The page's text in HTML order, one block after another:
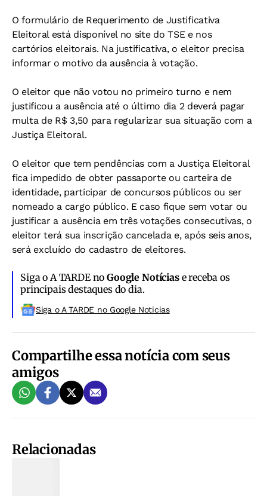
O formulário de Requerimento de Justificativa
Eleitoral está disponível no site do TSE e nos
cartórios eleitorais. Na justificativa, o eleitor precisa
informar o motivo da ausência à votação.
O eleitor que não votou no primeiro turno e nem
justificou a ausência até o último dia 2 deverá pagar
multa de R$ 3,50 para regularizar sua situação com a
Justiça Eleitoral.
O eleitor que tem pendências com a Justiça Eleitoral
fica impedido de obter passaporte ou carteira de
identidade, participar de concursos públicos ou ser
nomeado a cargo público. E caso fique sem votar ou
justificar a ausência em três votações consecutivas, o
eleitor terá sua inscrição cancelada e, após seis anos,
será excluído do cadastro de eleitores.
Siga o A TARDE noGoogle Notíciase receba os
principais destaques do dia.
Siga o A TARDE no Google Noticias
Compartilhe essa notícia com seus
amigos
Relacionadas